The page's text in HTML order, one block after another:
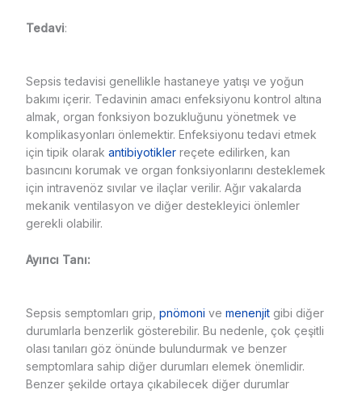
Tedavi:
Sepsis tedavisi genellikle hastaneye yatışı ve yoğun
bakımı içerir. Tedavinin amacı enfeksiyonu kontrol altına
almak, organ fonksiyon bozukluğunu yönetmek ve
komplikasyonları önlemektir. Enfeksiyonu tedavi etmek
için tipik olarak antibiyotiklerreçete edilirken, kan
basıncını korumak ve organ fonksiyonlarını desteklemek
için intravenöz sıvılar ve ilaçlar verilir. Ağır vakalarda
mekanik ventilasyon ve diğer destekleyici önlemler
gerekli olabilir.
Ayırıcı Tanı:
Sepsis semptomları grip, pnömoni ve menenjitgibi diğer
durumlarla benzerlik gösterebilir. Bu nedenle, çok çeşitli
olası tanıları göz önünde bulundurmak ve benzer
semptomlara sahip diğer durumları elemek önemlidir.
Benzer şekilde ortaya çıkabilecek diğer durumlar